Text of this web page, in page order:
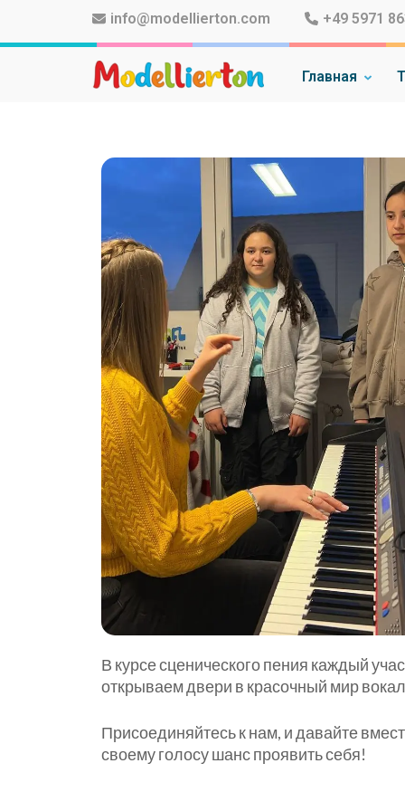
info@modellierton.com +49 5971
Familienclub
Главная
В курсе сценического пения каждый
открываем двери в красочный мир
Присоединяйтесь к нам, и давайте
своему голосу шанс проявить себя!